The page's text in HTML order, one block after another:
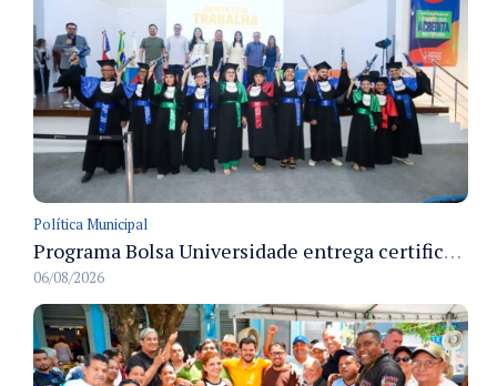
Política Municipal
Programa Bolsa Universidade entrega certificados a formandos em Manaus na sede do Executivo municipal
06/08/2026